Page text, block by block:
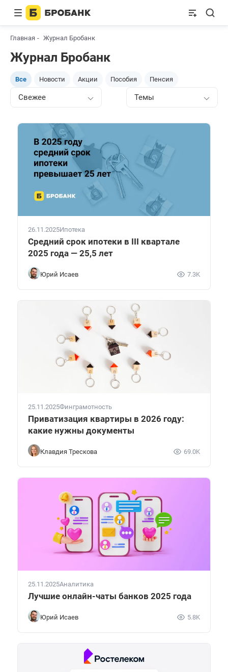
Главная Журнал Бробанк
Журнал Бробанк
Все Новости Акции Пособия Пенсия
Свежее Темы
26.11.2025Ипотека
Средний срок ипотеки в III квартале
2025 года — 25,5 лет
Юрий Исаев 7.3K
25.11.2025Финграмотность
Приватизация квартиры в 2026 году:
какие нужны документы
Клавдия Трескова 69.0K
25.11.2025Аналитика
Лучшие онлайн-чаты банков 2025 года
Юрий Исаев 5.8K